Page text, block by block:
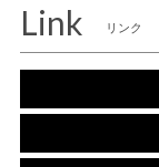
Link リンク